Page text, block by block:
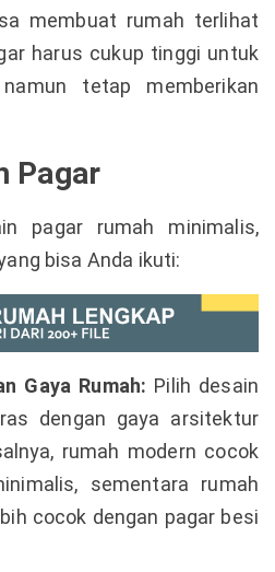
membuat rumah terlihat
harus cukup tinggi untuk
tetap memberikan
Pagar
pagar rumah minimalis,
bisa Anda ikuti:
Gaya Rumah: Pilih desain
dengan gaya arsitektur
rumah modern cocok
sementara rumah
cocok dengan pagar besi